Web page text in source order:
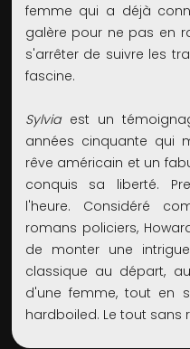
femme qui a déjà
galère pour ne pas en
s'arrêter de suivre les
fascine.
Sylviaest un
années cinquante qui
rêve américain et un
conquis sa liberté.
l'heure. Considéré
romans policiers,
de monter une
classique au départ,
d'une femme, tout en
hardboiled. Le tout sans